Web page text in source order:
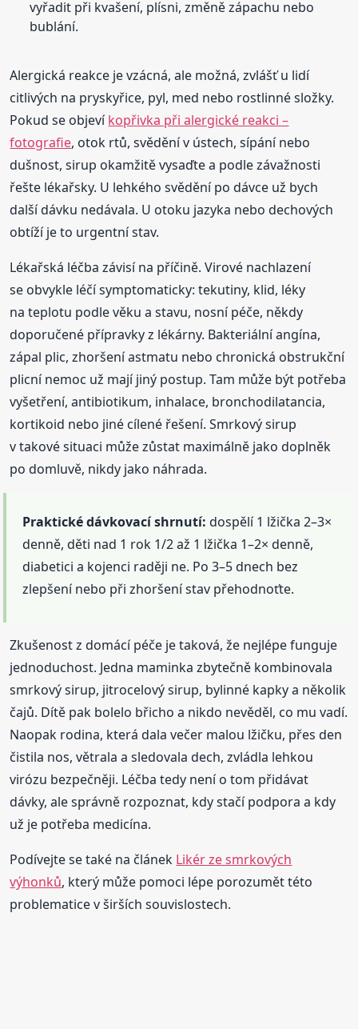
vyřadit při kvašení, plísni, změně zápachu nebo
bublání.
Alergická reakce je vzácná, ale možná, zvlášť u lidí
citlivých na pryskyřice, pyl, med nebo rostlinné složky.
Pokud se objevíkopřivka při alergické reakci –
fotografie, otok rtů, svědění v ústech, sípání nebo
dušnost, sirup okamžitě vysaďte a podle závažnosti
řešte lékařsky. U lehkého svědění po dávce už bych
další dávku nedávala. U otoku jazyka nebo dechových
obtíží je to urgentní stav.
Lékařská léčba závisí na příčině. Virové nachlazení
se obvykle léčí symptomaticky: tekutiny, klid, léky
na teplotu podle věku a stavu, nosní péče, někdy
doporučené přípravky z lékárny. Bakteriální angína,
zápal plic, zhoršení astmatu nebo chronická obstrukční
plicní nemoc už mají jiný postup. Tam může být potřeba
vyšetření, antibiotikum, inhalace, bronchodilatancia,
kortikoid nebo jiné cílené řešení. Smrkový sirup
v takové situaci může zůstat maximálně jako doplněk
po domluvě, nikdy jako náhrada.
Praktické dávkovací shrnutí: dospělí 1 lžička 2–3×
denně, děti nad 1 rok 1/2 až 1 lžička 1–2× denně,
diabetici a kojenci raději ne. Po 3–5 dnech bez
zlepšení nebo při zhoršení stav přehodnoťte.
Zkušenost z domácí péče je taková, že nejlépe funguje
jednoduchost. Jedna maminka zbytečně kombinovala
smrkový sirup, jitrocelový sirup, bylinné kapky a několik
čajů. Dítě pak bolelo břicho a nikdo nevěděl, co mu vadí.
Naopak rodina, která dala večer malou lžičku, přes den
čistila nos, větrala a sledovala dech, zvládla lehkou
virózu bezpečněji. Léčba tedy není o tom přidávat
dávky, ale správně rozpoznat, kdy stačí podpora a kdy
už je potřeba medicína.
Podívejte se také na článek Likér ze smrkových
výhonků, který může pomoci lépe porozumět této
problematice v širších souvislostech.